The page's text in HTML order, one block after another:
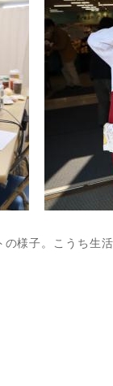
様子。こうち